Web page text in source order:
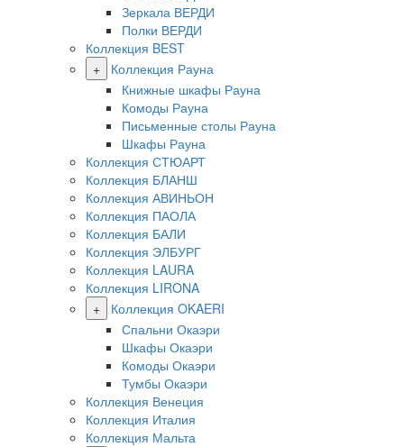
Зеркала ВЕРДИ
Полки ВЕРДИ
Коллекция BEST
+
Коллекция Рауна
Книжные шкафы Рауна
Комоды Рауна
Письменные столы Рауна
Шкафы Рауна
Коллекция СТЮАРТ
Коллекция БЛАНШ
Коллекция АВИНЬОН
Коллекция ПАОЛА
Коллекция БАЛИ
Коллекция ЭЛБУРГ
Коллекция LAURA
Коллекция LIRONA
+
Коллекция OKAERI
Спальни Окаэри
Шкафы Окаэри
Комоды Окаэри
Тумбы Окаэри
Коллекция Венеция
Коллекция Италия
Коллекция Мальта